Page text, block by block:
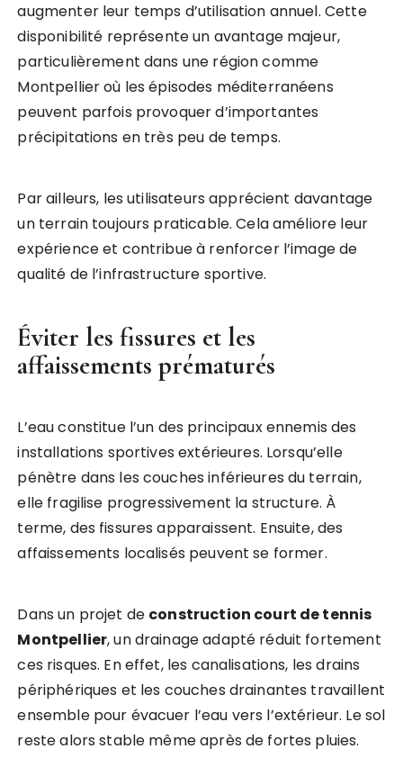
augmenter leur temps d’utilisation annuel. Cette
disponibilité représente un avantage majeur,
particulièrement dans une région comme
Montpellier où les épisodes méditerranéens
peuvent parfois provoquer d’importantes
précipitations en très peu de temps.
Par ailleurs, les utilisateurs apprécient davantage
un terrain toujours praticable. Cela améliore leur
expérience et contribue à renforcer l’image de
qualité de l’infrastructure sportive.
Éviter les fissures et les
affaissements prématurés
L’eau constitue l’un des principaux ennemis des
installations sportives extérieures. Lorsqu’elle
pénètre dans les couches inférieures du terrain,
elle fragilise progressivement la structure. À
terme, des fissures apparaissent. Ensuite, des
affaissements localisés peuvent se former.
Dans un projet de construction court de tennis
Montpellier, un drainage adapté réduit fortement
ces risques. En effet, les canalisations, les drains
périphériques et les couches drainantes travaillent
ensemble pour évacuer l’eau vers l’extérieur. Le sol
reste alors stable même après de fortes pluies.